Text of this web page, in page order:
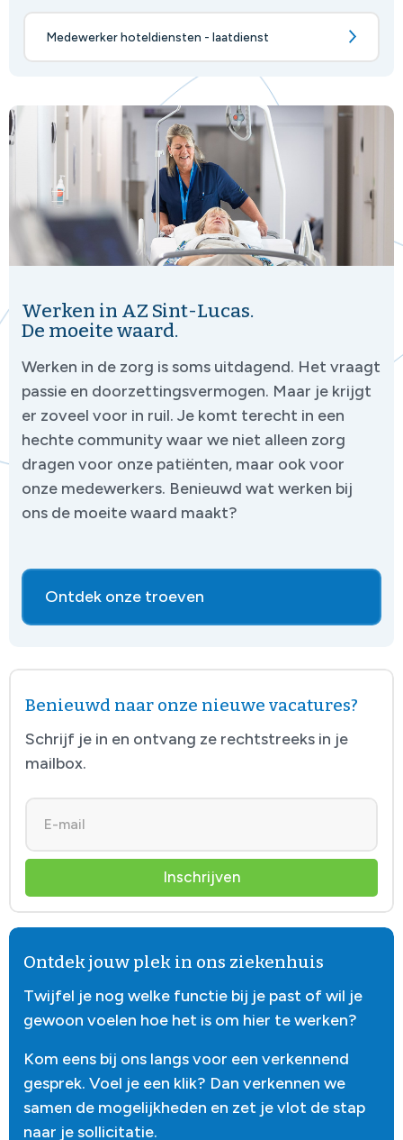
Medewerker hoteldiensten - laatdienst
Werken in AZ Sint-Lucas.
De moeite waard.
Werken in de zorg is soms uitdagend. Het vraagt
passie en doorzettingsvermogen. Maar je krijgt
er zoveel voor in ruil. Je komt terecht in een
hechte community waar we niet alleen zorg
dragen voor onze patiënten, maar ook voor
onze medewerkers. Benieuwd wat werken bij
ons de moeite waard maakt?
Ontdek onze troeven
Benieuwd naar onze nieuwe vacatures?
Schrijf je in en ontvang ze rechtstreeks in je
mailbox.
Inschrijven
Ontdek jouw plek in ons ziekenhuis
Twijfel je nog welke functie bij je past of wil je
gewoon voelen hoe het is om hier te werken?
Kom eens bij ons langs voor een verkennend
gesprek. Voel je een klik? Dan verkennen we
samen de mogelijkheden en zet je vlot de stap
naar je sollicitatie.